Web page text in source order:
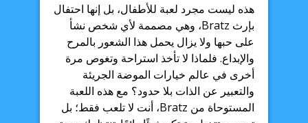
هذه ليست مجرد لعبة للأطفال، بل إنها احتفال
بإرث Bratz، وهي مصممة لأي شخص نشأ
على حبها ولا يزال يحمل هذا الشعور بالمرح
والإبداع. فلماذا لا تأخذ استراحة وتغوص مرة
أخرى في عالم خيارات الموضة الجريئة
والتعبير عن الذات بلا حدود؟ مع هذه اللعبة
المستوحاة من Bratz، أنت لا تلعب فقط؛ بل